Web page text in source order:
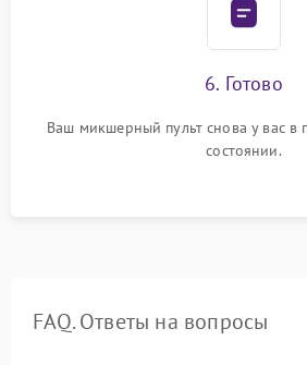
6. Готово
Ваш микшерный пульт снова у вас в
состоянии.
FAQ. Ответы на вопросы